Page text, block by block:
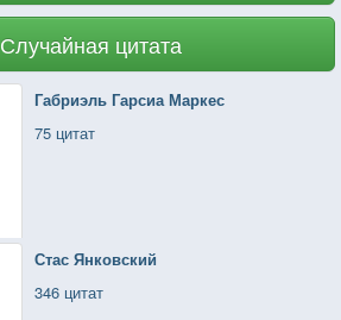
Случайная цитата
Габриэль Гарсиа Маркес
75 цитат
Стас Янковский
346 цитат